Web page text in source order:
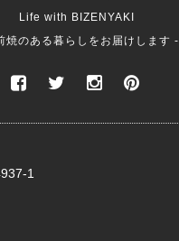
Life with BIZENYAKI
焼のある暮らしをお届けします -
1